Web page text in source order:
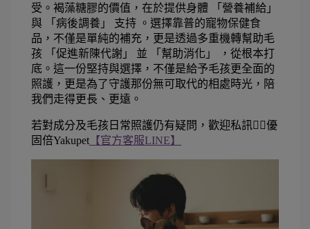
受。褐藻糖膠的價值，在於提供身體 「營養補給」
與 「病後調養」 支持 。選擇靠普的寵物保健食
品，不僅是單純的補充，更是透過多重機轉幫助毛
孩 「促進新陳代謝」 並 「幫助消化」 ，從根本打
底。這一份堅持與選擇，不僅是給予毛孩更全面的
照護，更是為了守護那份無可取代的相處時光，陪
我們走得更長、更遠。
若對成分及毛孩日常照護仍有疑問，歡迎私訊👉🏻優
固倍Yakupet 【官方客服LINE】